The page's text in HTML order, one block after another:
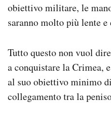
obiettivo militare, le
saranno molto più lente
Tutto questo non vuol
a conquistare la Crimea,
al suo obiettivo minimo
collegamento tra la